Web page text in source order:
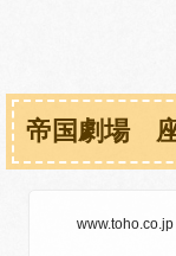
帝国劇場
www.toho.co.jp